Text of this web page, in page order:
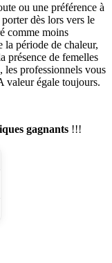
ou une préférence à
dès lors vers le
comme moins
la période de chaleur,
présence de femelles
les professionnels vous
valeur égale toujours.
gagnants !!!